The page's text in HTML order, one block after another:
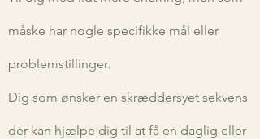
måske har nogle specifikke mål eller
problemstillinger.
Dig som ønsker en skræddersyet sekvens
der kan hjælpe dig til at få en daglig eller